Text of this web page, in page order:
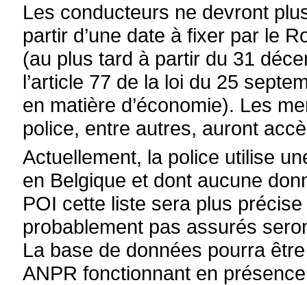
Les conducteurs ne devront
partir d’une date à fixer par le
(au plus tard à partir du 31
l’article 77 de la loi du 25
en matière d’économie). Les
police, entre autres, auront
Actuellement, la police utilise
en Belgique et dont aucune
POI cette liste sera plus
probablement pas assurés
La base de données pourra
ANPR fonctionnant en